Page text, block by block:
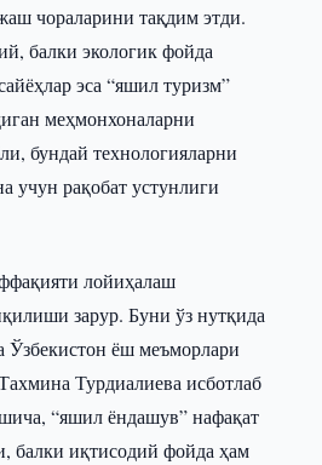
чораларини тақдим этди.
балки экологик фойда
эса “яшил туризм”
меҳмонхоналарни
бундай технологияларни
учун рақобат устунлиги
лойиҳалаш
зарур. Буни ўз нутқида
Ўзбекистон ёш меъморлари
Турдиалиева исботлаб
“яшил ёндашув” нафақат
балки иқтисодий фойда ҳам